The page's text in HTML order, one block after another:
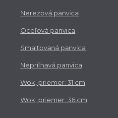
Nerezová panvica
Oceľová panvica
Smaltovaná panvica
Nepriľnavá panvica
Wok, priemer: 31 cm
Wok, priemer: 36 cm